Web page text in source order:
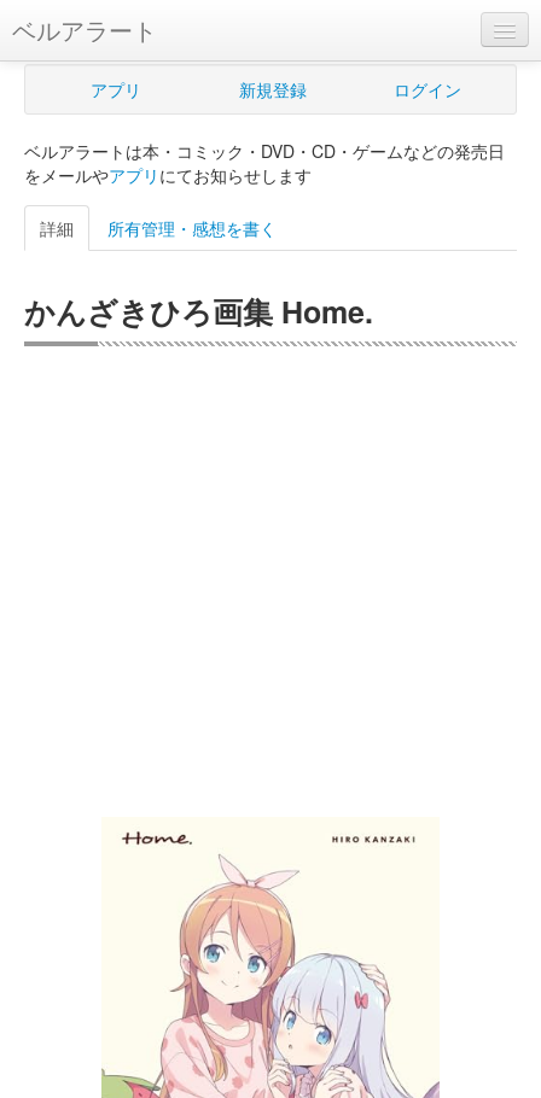
ベルアラート
ベルアラートとは
新規登録
ログイン
購入管理
アプリ 新規登録 ログイン
ベルアラートは本・コミック・DVD・CD・ゲームなどの発売日
をメールやアプリ にてお知らせします
詳細 所有管理・感想を書く
かんざきひろ画集 Home.